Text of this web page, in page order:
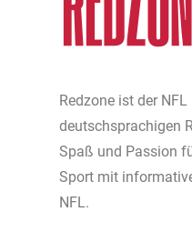
Redzone ist der
deutschsprachigen
Spaß und Passion
Sport mit
NFL.